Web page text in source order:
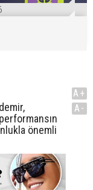
önemli
A+
A-